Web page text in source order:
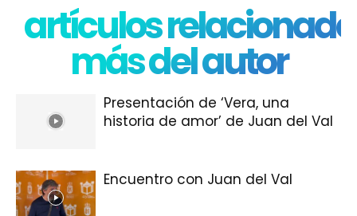
artículos
más del autor
Presentación de ‘Vera, una
historia de amor’ de Juan del Val
Encuentro con Juan del Val